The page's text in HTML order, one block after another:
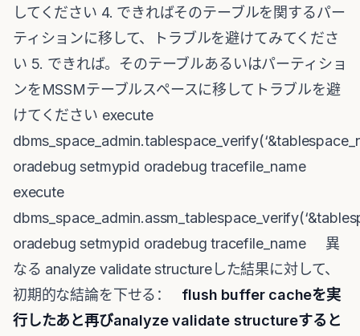
してください 4. できればそのテーブルを関するパー
ティションに移して、トラブルを避けてみてくださ
い 5. できれば。そのテーブルあるいはパーティショ
ンをMSSMテーブルスペースに移してトラブルを避
けてください execute
oradebug setmypid oradebug tracefile_name
execute
oradebug setmypid oradebug tracefile_name 異
なる analyze validate structureした結果に対して、
初期的な結論を下せる： flush buffer cacheを実
行したあと再びanalyze validate structureすると